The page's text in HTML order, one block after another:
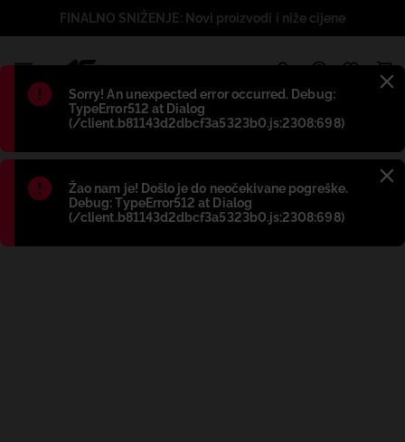
Błąd:
Sorry! An unexpected error occurred. Debug:
TypeError512 at Dialog
(/client.b81143d2dbcf3a5323b0.js:2308:698)
Błąd:
Žao nam je! Došlo je do neočekivane pogreške.
Debug: TypeError512 at Dialog
(/client.b81143d2dbcf3a5323b0.js:2308:698)
FINALNO SNIŽENJE: Novi proizvodi i niže cijene